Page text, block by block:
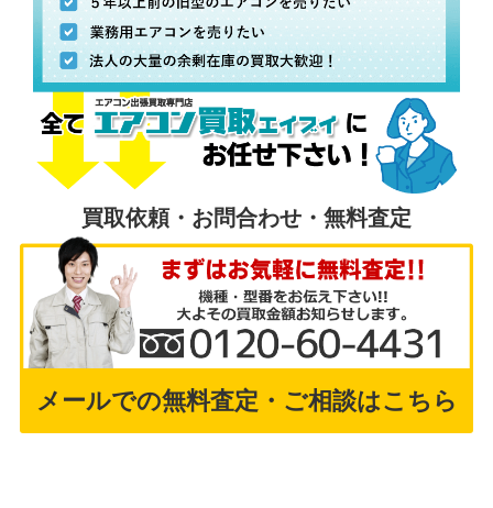
買取依頼・お問合わせ・無料査定
メールでの無料査定・ご相談はこちら